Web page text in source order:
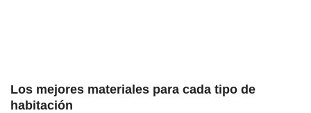
Los mejores materiales para cada tipo de
habitación